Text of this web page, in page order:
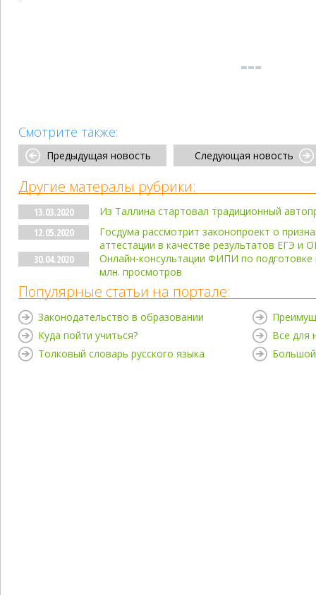
Смотрите также:
Предыдущая новость Следующая новость
Другие матералы рубрики:
13.03.2020
Из Таллина стартовал традиционный
12.05.2020
Госдума рассмотрит законопроект о
аттестации в качестве результатов ЕГЭ и
30.04.2020
Онлайн-консультации ФИПИ по
млн. просмотров
Популярные статьи на портале:
Законодательство в образовании
Куда пойти учиться?
Толковый словарь русского языка
Все для
Большой